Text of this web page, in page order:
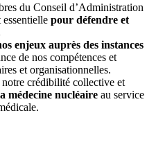
du Conseil d’Administration
pour défendre et
enjeux auprès des instances
de nos compétences et
et organisationnelles.
notre crédibilité collective et
médecine nucléaire au service